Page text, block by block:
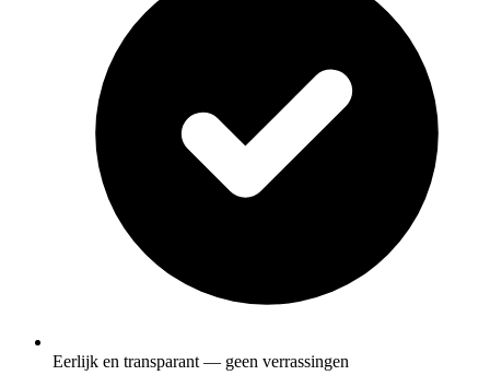
Eerlijk en transparant — geen verrassingen